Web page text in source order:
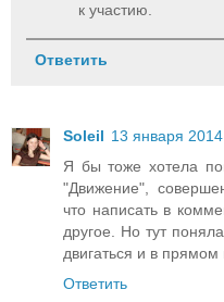
к участию.
Ответить
Soleil 13 января 2014
Я бы тоже хотела
"Движение",
что написать в
другое. Но тут
двигаться и в
Ответить